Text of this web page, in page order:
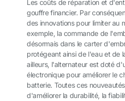
Les coûts de réparation et
gouffre financier. Par
des innovations pour limiter au
exemple, la commande de
désormais dans le carter
protégeant ainsi de l'eau et de
ailleurs, l'alternateur est doté
électronique pour améliorer le
batterie. Toutes ces
d'améliorer la durabilité, la